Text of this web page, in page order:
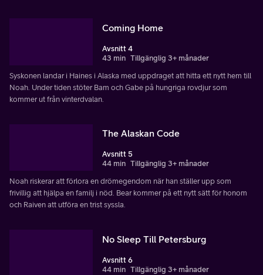
Coming Home
Avsnitt 4
43 min Tillgänglig 3+ månader
Syskonen landar i Haines i Alaska med uppdraget att hitta ett nytt hem till
Noah. Under tiden stöter Bam och Gabe på hungriga rovdjur som
kommer ut från vinterdvalan.
The Alaskan Code
Avsnitt 5
44 min Tillgänglig 3+ månader
Noah riskerar att förlora en drömegendom när han ställer upp som
frivillig att hjälpa en familj i nöd. Bear kommer på ett nytt sätt för honom
och Raiven att utföra en trist syssla.
No Sleep Till Petersburg
Avsnitt 6
44 min Tillgänglig 3+ månader